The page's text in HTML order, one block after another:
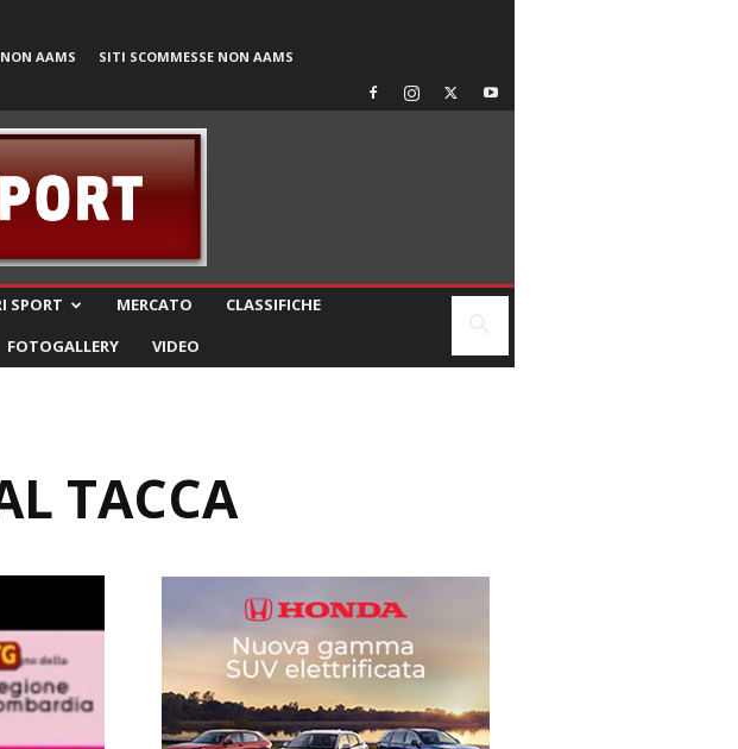
AAMS SITI SCOMMESSE NON AAMS
SPORT MERCATO
CLASSIFICHE
FOTOGALLERY VIDEO
TACCA